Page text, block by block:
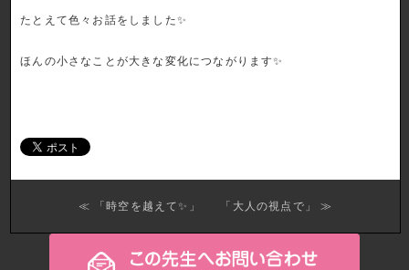
たとえて色々お話をしました✨
ほんの小さなことが大きな変化につながります✨
≪ 「時空を越えて✨」 「大人の視点で」 ≫